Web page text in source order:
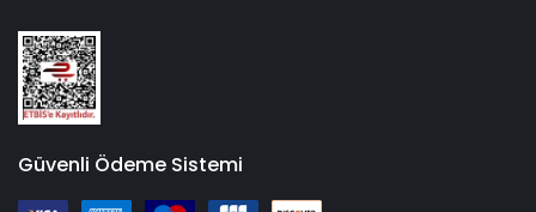
Güvenli Ödeme Sistemi